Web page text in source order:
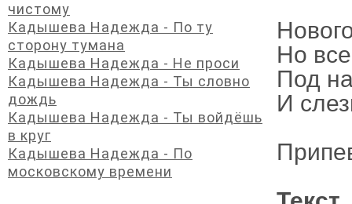
Но
Под
И
чистому
Кадышева Надежда - По ту
сторону тумана
Кадышева Надежда - Не проси
Кадышева Надежда - Ты словно
дождь
Кадышева Надежда - Ты войдёшь
в круг
Кадышева Надежда - По
московскому времени